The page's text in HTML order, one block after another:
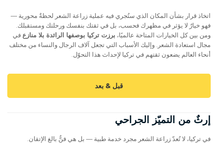
اتخاذ قرار بشأن المكان الذي ستُجري فيه عملية زراعة الشعر لحظةٌ محورية —
فهو خيارٌ لا يؤثر في مظهرك فحسب، بل في ثقتك بنفسك ورحلتك ومستقبلك.
ومن بين كل الخيارات المتاحة عالميًا، برزت تركيا بوصفها الرائدة بلا منازع في
مجال استعادة الشعر. وإليك الأسباب التي تجعل آلاف الرجال والنساء من مختلف
أنحاء العالم يضعون ثقتهم في تركيا لإحداث هذا التحوّل.
قبل & بعد
إرثٌ من التميّز الجراحي
في تركيا، لا تُعدّ زراعة الشعر مجرد خدمة طبية — بل هي فنٌّ بالغ الإتقان.